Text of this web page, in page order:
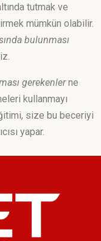
tutmak ve
mümkün olabilir.
bulunması
gerekenlerne
kullanmayı
size bu beceriyi
yapar.